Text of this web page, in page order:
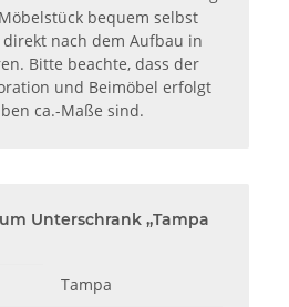
bequem selbst
nach dem Aufbau in
Bitte beachte, dass der
und Beimöbel erfolgt
ca.-Maße sind.
Unterschrank „Tampa
Tampa